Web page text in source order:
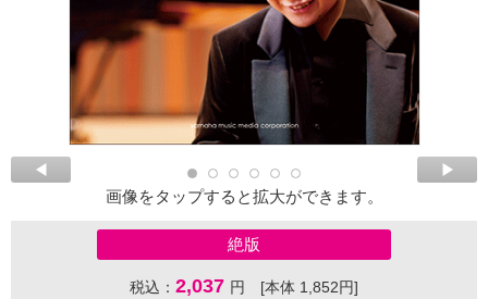
画像をタップすると拡大ができます。
絶版
税込： 2,037 円 [本体 1,852円]